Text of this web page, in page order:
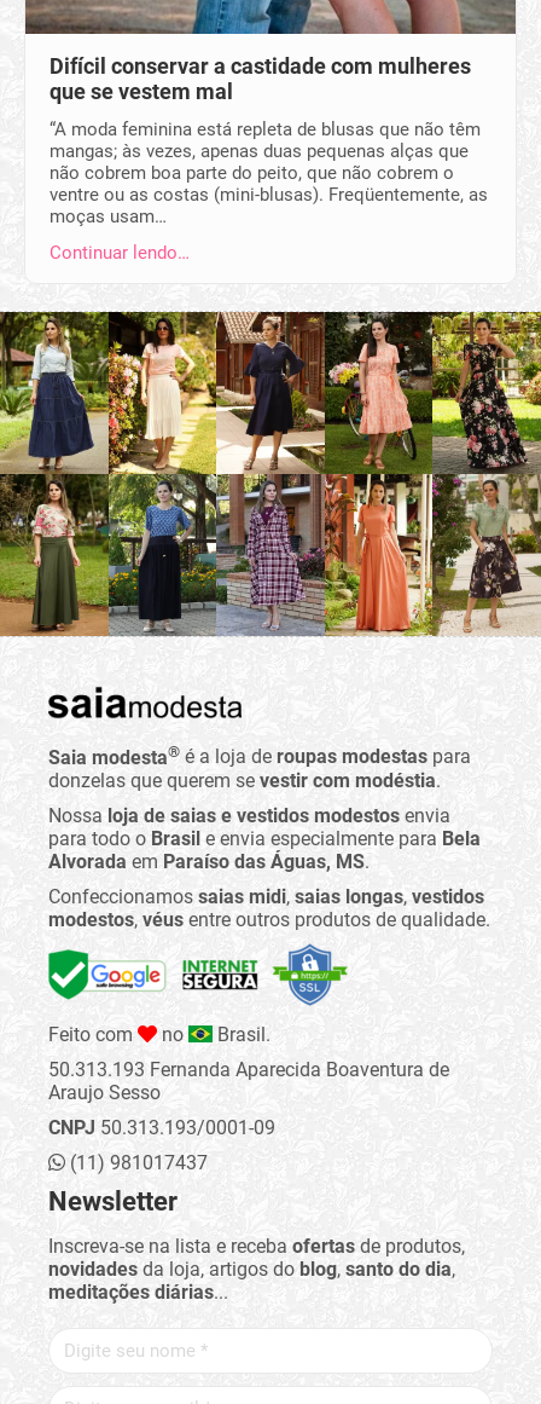
Difícil conservar a castidade com mulheres
que se vestem mal
“A moda feminina está repleta de blusas que não têm
mangas; às vezes, apenas duas pequenas alças que
não cobrem boa parte do peito, que não cobrem o
ventre ou as costas (mini-blusas). Freqüentemente, as
moças usam…
Continuar lendo…
Saia modesta® é a loja de roupas modestas para
donzelas que querem se vestir com modéstia.
Nossa loja de saias e vestidos modestos envia
para todo o Brasil e envia especialmente para Bela
Alvorada em Paraíso das Águas, MS.
Confeccionamos saias midi, saias longas, vestidos
modestos, véus entre outros produtos de qualidade.
Feito com no
Brasil.
50.313.193 Fernanda Aparecida Boaventura de
Araujo Sesso
CNPJ 50.313.193/0001-09
(11) 981017437
Newsletter
Inscreva-se na lista e receba ofertas de produtos,
novidades da loja, artigos do blog, santo do dia,
meditações diárias...